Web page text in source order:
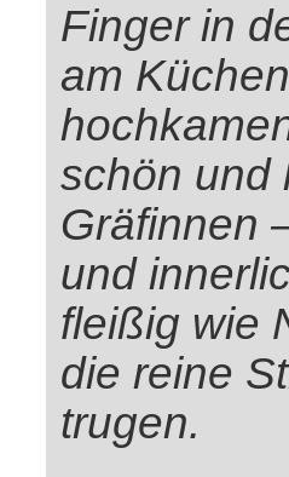
Finger in
am
schön und
Gräfinnen
und
fleißig wie
die reine
trugen.